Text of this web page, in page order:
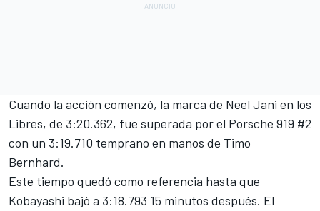
Cuando la acción comenzó, la marca de Neel Jani en los
Libres, de 3:20.362, fue superada por el Porsche 919 #2
con un 3:19.710 temprano en manos de Timo
Bernhard.
Este tiempo quedó como referencia hasta que
Kobayashi bajó a 3:18.793 15 minutos después. El